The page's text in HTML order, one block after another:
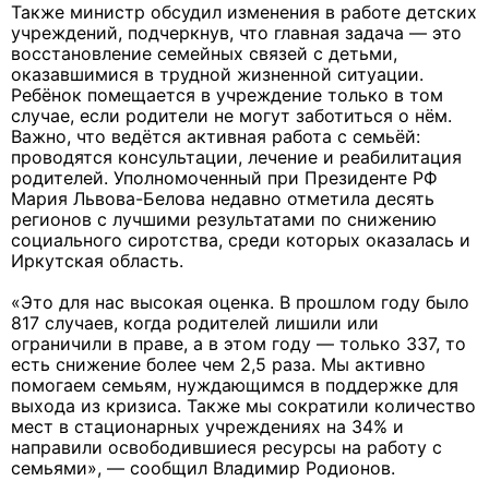
Также министр обсудил изменения в работе детских
учреждений, подчеркнув, что главная задача — это
восстановление семейных связей с детьми,
оказавшимися в трудной жизненной ситуации.
Ребёнок помещается в учреждение только в том
случае, если родители не могут заботиться о нём.
Важно, что ведётся активная работа с семьёй:
проводятся консультации, лечение и реабилитация
родителей. Уполномоченный при Президенте РФ
Мария Львова-Белова недавно отметила десять
регионов с лучшими результатами по снижению
социального сиротства, среди которых оказалась и
Иркутская область.
«Это для нас высокая оценка. В прошлом году было
817 случаев, когда родителей лишили или
ограничили в праве, а в этом году — только 337, то
есть снижение более чем 2,5 раза. Мы активно
помогаем семьям, нуждающимся в поддержке для
выхода из кризиса. Также мы сократили количество
мест в стационарных учреждениях на 34% и
направили освободившиеся ресурсы на работу с
семьями», — сообщил Владимир Родионов.